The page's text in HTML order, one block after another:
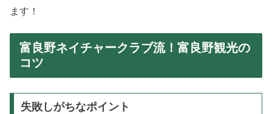
ます！
富良野ネイチャークラブ流！富良野観光の
コツ
失敗しがちなポイント